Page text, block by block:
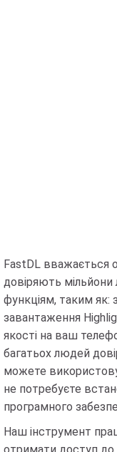
FastDL вважається
довіряють
функціям, таким як:
завантаження
якості на ваш
багатьох людей
можете
не потребуєте
програмного
Наш інструмент